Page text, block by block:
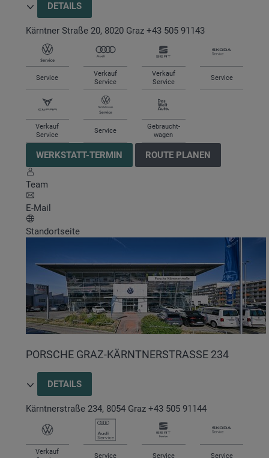
DETAILS
Kärntner Straße 20, 8020 Graz +43 505 91143
Service
Verkauf
Service
Verkauf
Service
Service
Verkauf
Service
Service
Gebraucht-
wagen
WERKSTATT-TERMIN ROUTE PLANEN
Team
E-Mail
Standortseite
PORSCHE GRAZ-KÄRNTNERSTRASSE 234
DETAILS
Kärntnerstraße 234, 8054 Graz +43 505 91144
Verkauf
Service Service Service